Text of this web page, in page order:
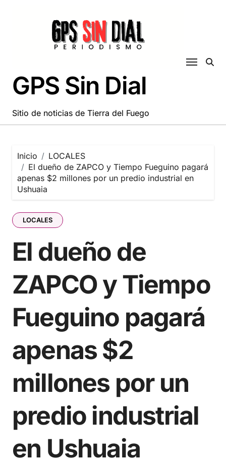
GPS Sin Dial
Sitio de noticias de Tierra del Fuego
Inicio
LOCALES
El dueño de ZAPCO y Tiempo Fueguino pagará
apenas $2 millones por un predio industrial en
Ushuaia
LOCALES
El dueño de
ZAPCO y Tiempo
Fueguino pagará
apenas $2
millones por un
predio industrial
en Ushuaia